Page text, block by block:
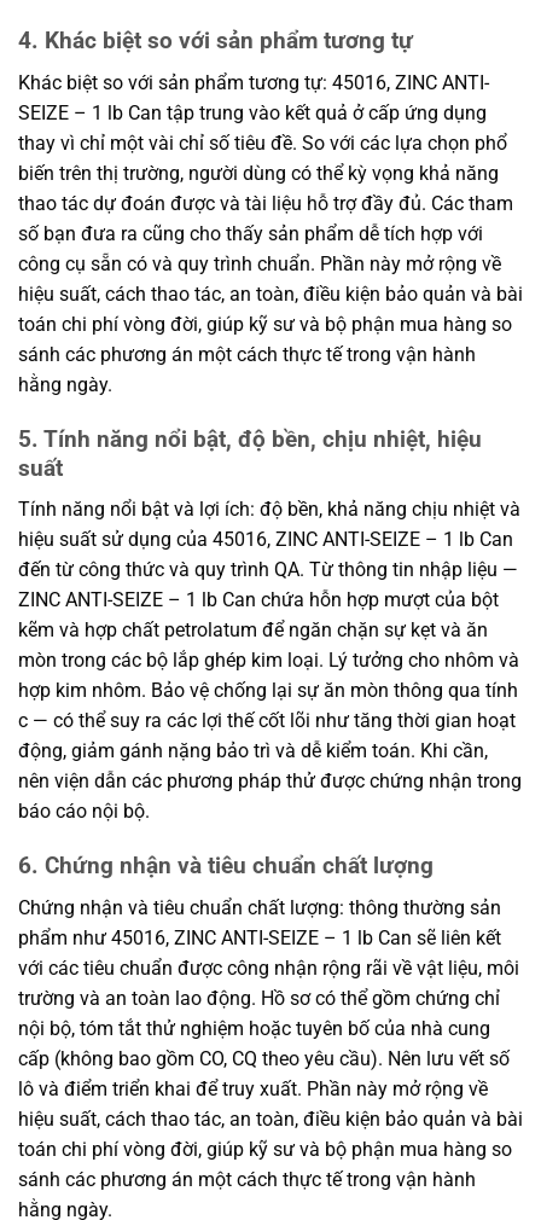
4. Khác biệt so với sản phẩm tương tự
Khác biệt so với sản phẩm tương tự: 45016, ZINC ANTI-
SEIZE – 1 lb Can tập trung vào kết quả ở cấp ứng dụng
thay vì chỉ một vài chỉ số tiêu đề. So với các lựa chọn phổ
biến trên thị trường, người dùng có thể kỳ vọng khả năng
thao tác dự đoán được và tài liệu hỗ trợ đầy đủ. Các tham
số bạn đưa ra cũng cho thấy sản phẩm dễ tích hợp với
công cụ sẵn có và quy trình chuẩn. Phần này mở rộng về
hiệu suất, cách thao tác, an toàn, điều kiện bảo quản và bài
toán chi phí vòng đời, giúp kỹ sư và bộ phận mua hàng so
sánh các phương án một cách thực tế trong vận hành
hằng ngày.
5. Tính năng nổi bật, độ bền, chịu nhiệt, hiệu
suất
Tính năng nổi bật và lợi ích: độ bền, khả năng chịu nhiệt và
hiệu suất sử dụng của 45016, ZINC ANTI-SEIZE – 1 lb Can
đến từ công thức và quy trình QA. Từ thông tin nhập liệu —
ZINC ANTI-SEIZE – 1 lb Can chứa hỗn hợp mượt của bột
kẽm và hợp chất petrolatum để ngăn chặn sự kẹt và ăn
mòn trong các bộ lắp ghép kim loại. Lý tưởng cho nhôm và
hợp kim nhôm. Bảo vệ chống lại sự ăn mòn thông qua tính
c — có thể suy ra các lợi thế cốt lõi như tăng thời gian hoạt
động, giảm gánh nặng bảo trì và dễ kiểm toán. Khi cần,
nên viện dẫn các phương pháp thử được chứng nhận trong
báo cáo nội bộ.
6. Chứng nhận và tiêu chuẩn chất lượng
Chứng nhận và tiêu chuẩn chất lượng: thông thường sản
phẩm như 45016, ZINC ANTI-SEIZE – 1 lb Can sẽ liên kết
với các tiêu chuẩn được công nhận rộng rãi về vật liệu, môi
trường và an toàn lao động. Hồ sơ có thể gồm chứng chỉ
nội bộ, tóm tắt thử nghiệm hoặc tuyên bố của nhà cung
cấp (không bao gồm CO, CQ theo yêu cầu). Nên lưu vết số
lô và điểm triển khai để truy xuất. Phần này mở rộng về
hiệu suất, cách thao tác, an toàn, điều kiện bảo quản và bài
toán chi phí vòng đời, giúp kỹ sư và bộ phận mua hàng so
sánh các phương án một cách thực tế trong vận hành
hằng ngày.